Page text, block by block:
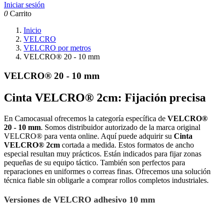
Iniciar sesión
0 Carrito
Inicio
VELCRO
VELCRO por metros
VELCRO® 20 - 10 mm
VELCRO® 20 - 10 mm
Cinta VELCRO® 2cm: Fijación precisa
En Camocasual ofrecemos la categoría específica de VELCRO®
20 - 10 mm. Somos distribuidor autorizado de la marca original
VELCRO® para venta online. Aquí puede adquirir su Cinta
VELCRO® 2cm cortada a medida. Estos formatos de ancho
especial resultan muy prácticos. Están indicados para fijar zonas
pequeñas de su equipo táctico. También son perfectos para
reparaciones en uniformes o correas finas. Ofrecemos una solución
técnica fiable sin obligarle a comprar rollos completos industriales.
Versiones de VELCRO adhesivo 10 mm